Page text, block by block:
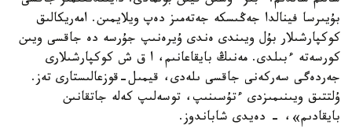
بۇيىرسا فينالدا جەڭىسكە جەتەمىز دەپ ويلايمىن. امەريكالىق
كوكپارشىلار بۇل ويىندى ەندى ۇيرەنىپ جۇرسە دە جاقسى ويىن
كورسەتە ءبىلدى. مەنىڭ بايقاعانىم، ا ق ش كوكپارشىلارى
جەردەگى سەركەنى جاقسى ىلەدى، قيمىل-قوزعالىستارى تەز.
ۇلتتىق ويىنىمىزدى ءتۇسىنىپ، توسەلىپ كەلە جاتقانىن
بايقادىم»، - دەيدى شاباندوز.